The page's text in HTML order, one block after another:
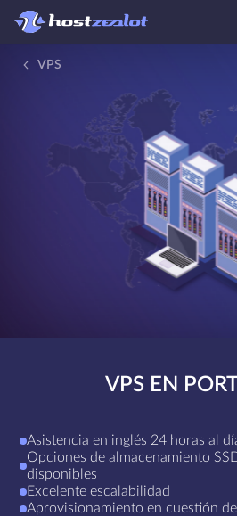
VPS
VPS EN
Asistencia en inglés 24 horas al
Opciones de almacenamiento
disponibles
Excelente escalabilidad
Aprovisionamiento en cuestión